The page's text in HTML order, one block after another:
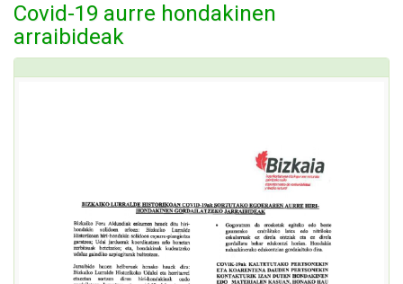
Covid-19 aurre hondakinen
arraibideak